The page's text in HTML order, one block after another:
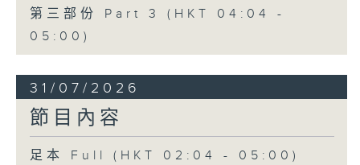
第三部份 Part 3 (HKT 04:04 -
05:00)
31/07/2026
節目內容
足本 Full (HKT 02:04 - 05:00)